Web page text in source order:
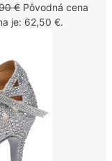
€ Pôvodná cena
je: 62,50 €.